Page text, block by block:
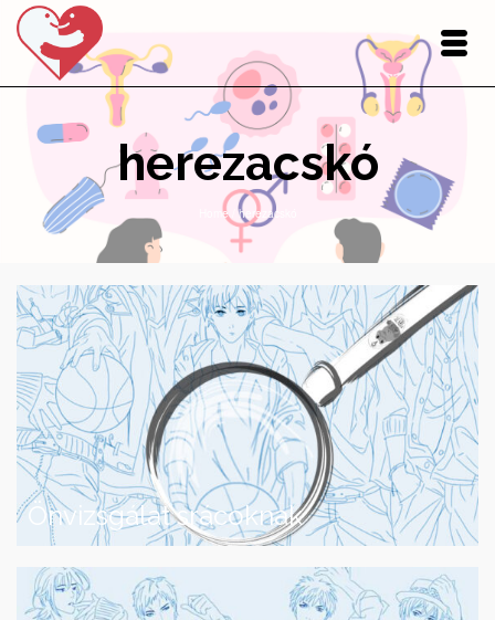
herezacskó
Home herezacskó
Önvizsgálat srácoknak